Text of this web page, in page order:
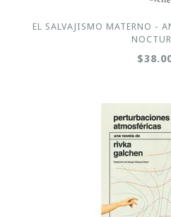
EL SALVAJISMO MATERNO -